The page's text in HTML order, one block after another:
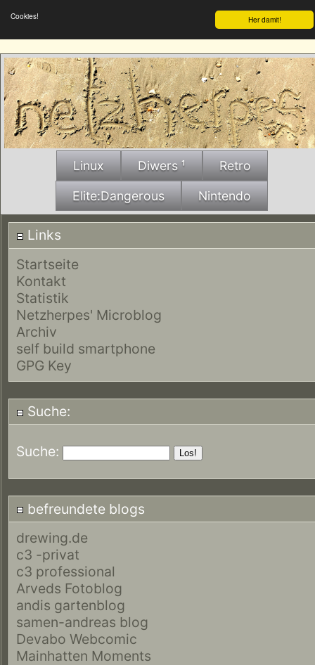
Her damit!
Cookies!
Linux Diwers ¹ Retro
Elite:Dangerous Nintendo
Links
Startseite
Kontakt
Statistik
Netzherpes' Microblog
Archiv
self build smartphone
GPG Key
Suche:
Suche:
befreundete blogs
drewing.de
c3 -privat
c3 professional
Arveds Fotoblog
andis gartenblog
samen-andreas blog
Devabo Webcomic
Mainhatten Moments